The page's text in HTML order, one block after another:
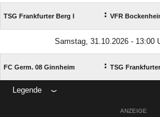
TSG Frankfurter Berg I : VFR
Samstag, 31.10.2026 - 13:00
FC Germ. 08 Ginnheim : TSG Frankfurter
Legende
ANZEIGE